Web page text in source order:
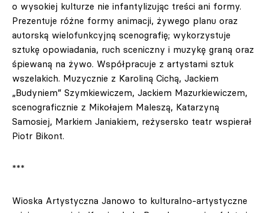
o wysokiej kulturze nie infantylizując treści ani formy.
Prezentuje różne formy animacji, żywego planu oraz
autorską wielofunkcyjną scenografię; wykorzystuje
sztukę opowiadania, ruch sceniczny i muzykę graną oraz
śpiewaną na żywo. Współpracuje z artystami sztuk
wszelakich. Muzycznie z Karoliną Cichą, Jackiem
„Budyniem” Szymkiewiczem, Jackiem Mazurkiewiczem,
scenograficznie z Mikołajem Maleszą, Katarzyną
Samosiej, Markiem Janiakiem, reżysersko teatr wspierał
Piotr Bikont.
***
Wioska Artystyczna Janowo to kulturalno-artystyczne